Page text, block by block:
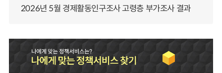
2026년 5월 경제활동인구조사 고령층 부가조사 결과